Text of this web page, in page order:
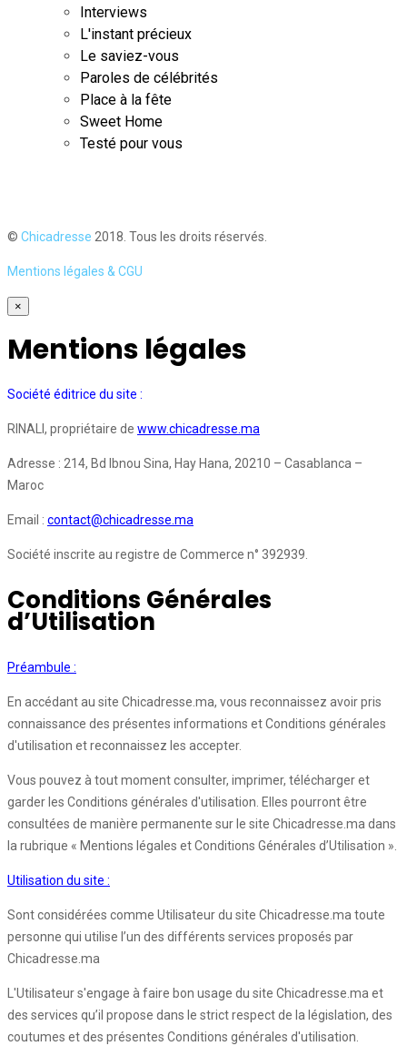
Interviews
L'instant précieux
Le saviez-vous
Paroles de célébrités
Place à la fête
Sweet Home
Testé pour vous
© Chicadresse 2018. Tous les droits réservés.
Mentions légales & CGU
×
Mentions légales
Société éditrice du site :
RINALI, propriétaire de www.chicadresse.ma
Adresse : 214, Bd Ibnou Sina, Hay Hana, 20210 – Casablanca –
Maroc
Email : contact@chicadresse.ma
Société inscrite au registre de Commerce n° 392939.
Conditions Générales
d’Utilisation
Préambule :
En accédant au site Chicadresse.ma, vous reconnaissez avoir pris
connaissance des présentes informations et Conditions générales
d'utilisation et reconnaissez les accepter.
Vous pouvez à tout moment consulter, imprimer, télécharger et
garder les Conditions générales d'utilisation. Elles pourront être
consultées de manière permanente sur le site Chicadresse.ma dans
la rubrique « Mentions légales et Conditions Générales d’Utilisation ».
Utilisation du site :
Sont considérées comme Utilisateur du site Chicadresse.ma toute
personne qui utilise l’un des différents services proposés par
Chicadresse.ma
L'Utilisateur s'engage à faire bon usage du site Chicadresse.ma et
des services qu’il propose dans le strict respect de la législation, des
coutumes et des présentes Conditions générales d'utilisation.